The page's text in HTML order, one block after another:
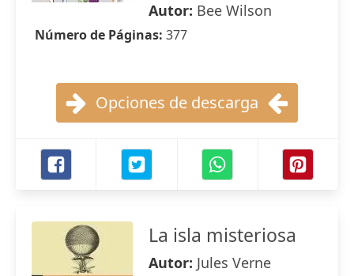
Autor: Bee Wilson
Número de Páginas: 377
Opciones de descarga
La isla misteriosa
Autor: Jules Verne